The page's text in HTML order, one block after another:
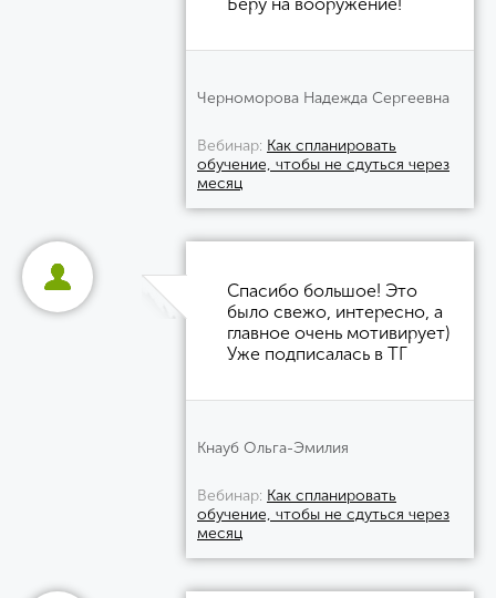
Черноморова Надежда Сергеевна
Вебинар Как спланировать
обучение, чтобы не сдуться через
месяц
Спасибо большое! Это
было свежо, интересно, а
главное очень мотивирует)
Уже подписалась в ТГ
Кнауб Ольга-Эмилия
Вебинар Как спланировать
обучение, чтобы не сдуться через
месяц